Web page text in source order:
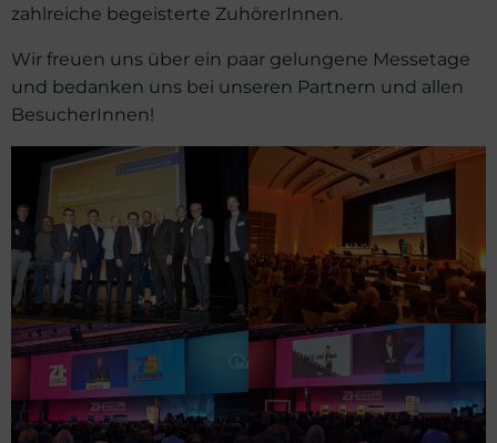
zahlreiche begeisterte ZuhörerInnen.
Wir freuen uns über ein paar gelungene Messetage
und bedanken uns bei unseren Partnern und allen
BesucherInnen!